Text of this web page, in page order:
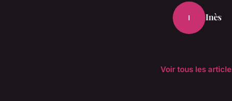
I Inès
Voir tous les